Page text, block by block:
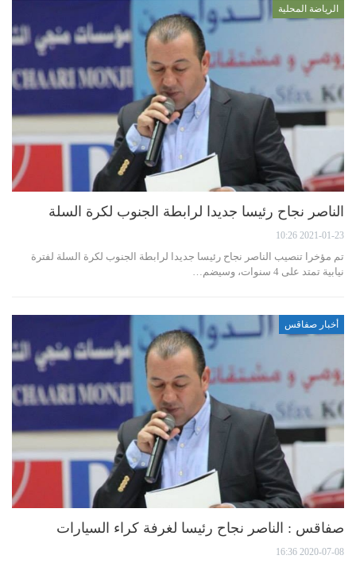
الرياضة المحلية
الناصر نجاح رئيسا جديدا لرابطة الجنوب لكرة السلة
2021-01-23 10:26
تم مؤخرا تنصيب الناصر نجاح رئيسا جديدا لرابطة الجنوب لكرة السلة لفترة
نيابية تمتد على 4 سنوات، وسيضم…
أخبار صفاقس
صفاقس : الناصر نجاح رئيسا لغرفة كراء السيارات
2020-07-08 16:36